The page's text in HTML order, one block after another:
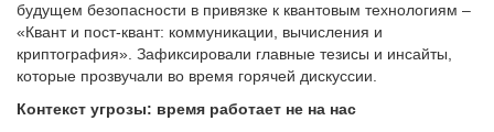
будущем безопасности в привязке к квантовым технологиям –
«Квант и пост-квант: коммуникации, вычисления и
криптография». Зафиксировали главные тезисы и инсайты,
которые прозвучали во время горячей дискуссии.
Контекст угрозы: время работает не на нас